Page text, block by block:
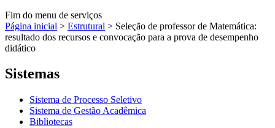
Fim do menu de serviços
Página inicial > Estrutural > Seleção de professor de Matemática:
resultado dos recursos e convocação para a prova de desempenho
didático
Sistemas
Sistema de Processo Seletivo
Sistema de Gestão Acadêmica
Bibliotecas